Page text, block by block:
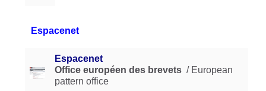
Espacenet
Espacenet
Office européen des brevets / European
pattern office